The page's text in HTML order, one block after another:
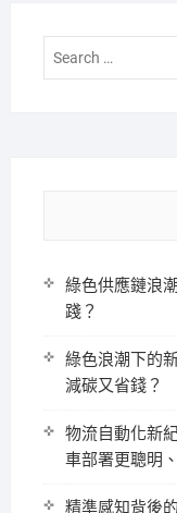
綠色供應鏈浪
踐？
綠色浪潮下的
減碳又省錢？
物流自動化新
車部署更聰明
精準感知背後